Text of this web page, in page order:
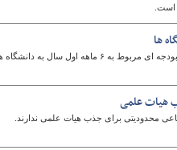
است.
به طور کامل پرداخت نشده است.
هیات علمی
محدودیتی برای جذب هیات علمی ندارند.